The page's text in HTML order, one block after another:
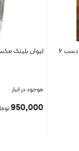
لیوان بلند بلینک
موجود در انبار
850,000